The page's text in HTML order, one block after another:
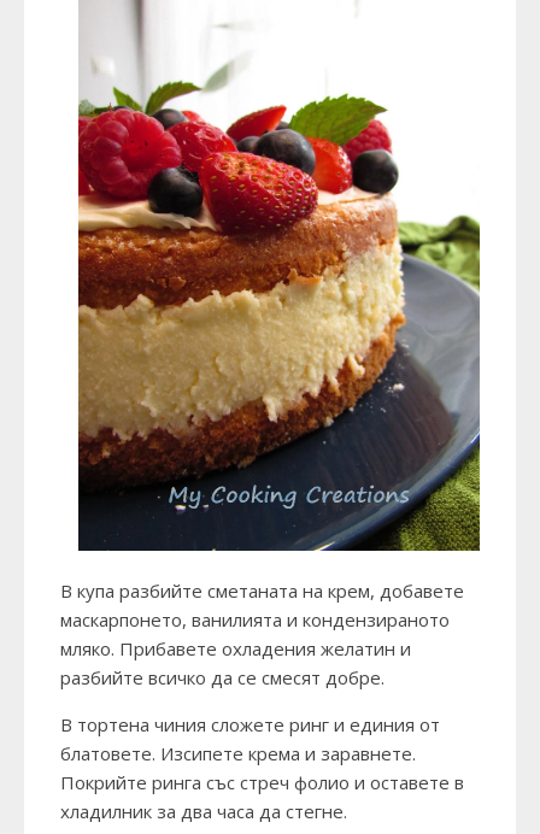
В купа разбийте сметаната на крем, добавете
маскарпонето, ванилията и кондензираното
мляко. Прибавете охладения желатин и
разбийте всичко да се смесят добре.
В тортена чиния сложете ринг и единия от
блатовете. Изсипете крема и заравнете.
Покрийте ринга със стреч фолио и оставете в
хладилник за два часа да стегне.